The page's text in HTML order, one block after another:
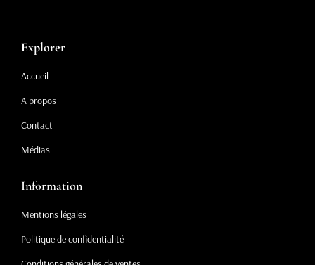
Explorer
Accueil
A propos
Contact
Médias
Information
Mentions légales
Politique de confidentialité